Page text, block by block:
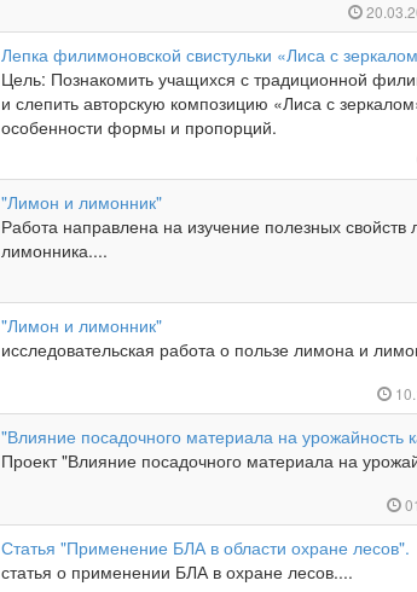
Лепка филимоновской свистульки «Лиса с
Цель: Познакомить учащихся с традиционной
и слепить авторскую композицию «Лиса с
особенности формы и пропорций.
"Лимон и лимонник"
Работа направлена на изучение полезных свойств
лимонника....
"Лимон и лимонник"
исследовательская работа о пользе лимона и
"Влияние посадочного материала на урожайность
Проект "Влияние посадочного материала на
Статья "Применение БЛА в области охране лесов".
статья о применении БЛА в охране лесов....